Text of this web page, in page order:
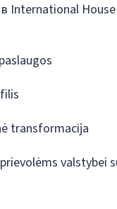
International
transformacija
valstybei